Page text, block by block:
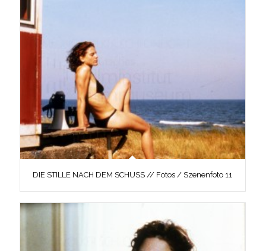
DIE STILLE NACH DEM SCHUSS // Fotos / Szenenfoto 11